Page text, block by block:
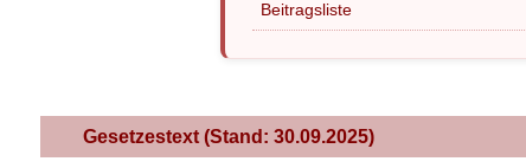
Beitragsliste
Gesetzestext (Stand: 30.09.2025)